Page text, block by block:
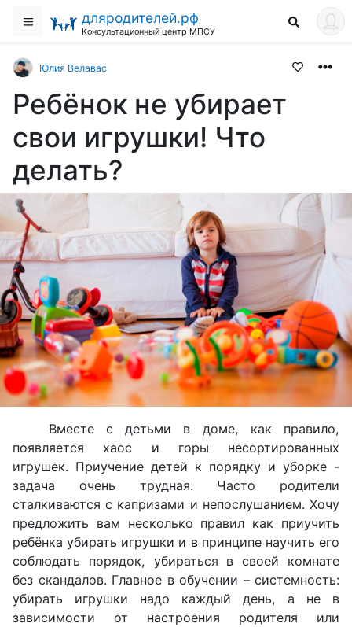
дляродителей.рф
Консультационный центр МПСУ
Юлия Велавас
Ребёнок не убирает
свои игрушки! Что
делать?
Вместе с детьми в доме, как правило,
появляется хаос и горы несортированных
игрушек. Приучение детей к порядку и уборке -
задача очень трудная. Часто родители
сталкиваются с капризами и непослушанием. Хочу
предложить вам несколько правил как приучить
ребёнка убирать игрушки и в принципе научить его
соблюдать порядок, убираться в своей комнате
без скандалов. Главное в обучении – системность:
убирать игрушки надо каждый день, а не в
зависимости от настроения родителя или